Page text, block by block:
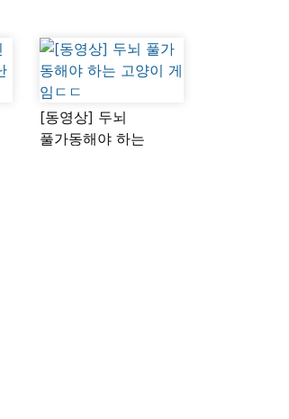
[동영상] 두뇌
풀가동해야 하는